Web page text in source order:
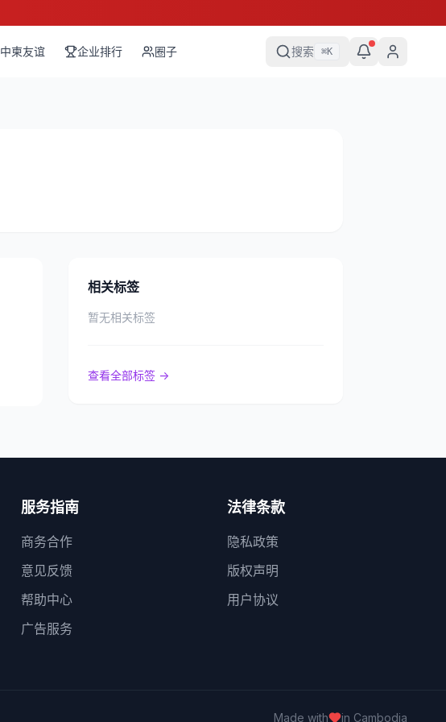
中柬友谊 企业排行 圈子 搜索 ⌘K
相关标签
暂无相关标签
查看全部标签 →
服务指南
商务合作
意见反馈
帮助中心
广告服务
法律条款
隐私政策
版权声明
用户协议
Made with in Cambodia